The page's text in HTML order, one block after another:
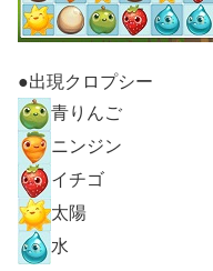
●出現クロプシー
青りんご
ニンジン
イチゴ
太陽
水